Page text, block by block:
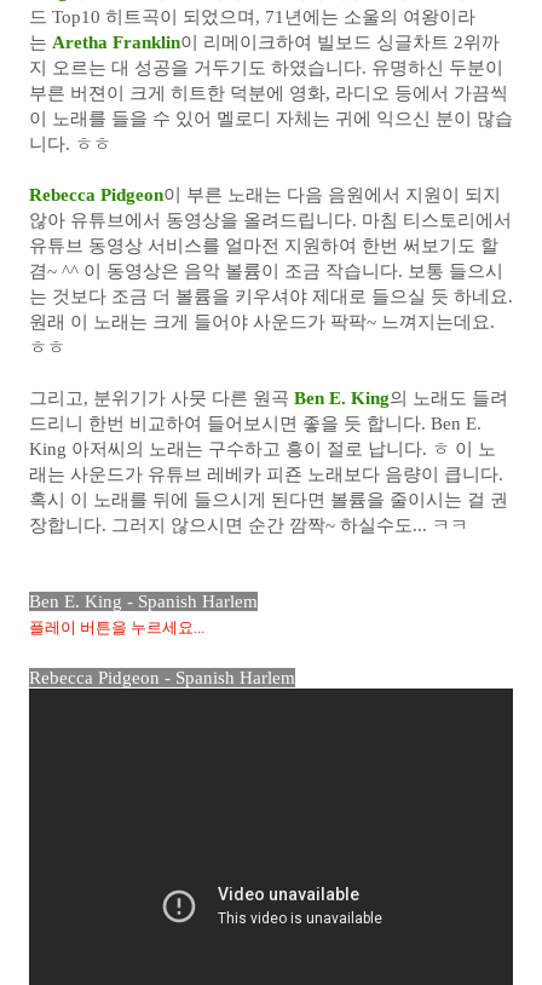
드 Top10 히트곡이 되었으며, 71년에는 소울의 여왕이라
는 Aretha Franklin이 리메이크하여 빌보드 싱글차트 2위까
지 오르는 대 성공을 거두기도 하였습니다. 유명하신 두분이
부른 버젼이 크게 히트한 덕분에 영화, 라디오 등에서 가끔씩
이 노래를 들을 수 있어 멜로디 자체는 귀에 익으신 분이 많습
니다. ㅎㅎ
Rebecca Pidgeon이 부른 노래는 다음 음원에서 지원이 되지
않아 유튜브에서 동영상을 올려드립니다. 마침 티스토리에서
유튜브 동영상 서비스를 얼마전 지원하여 한번 써보기도 할
겸~ ^^ 이 동영상은 음악 볼륨이 조금 작습니다. 보통 들으시
는 것보다 조금 더 볼륨을 키우셔야 제대로 들으실 듯 하네요.
원래 이 노래는 크게 들어야 사운드가 팍팍~ 느껴지는데요.
ㅎㅎ
그리고, 분위기가 사뭇 다른 원곡 Ben E. King의 노래도 들려
드리니 한번 비교하여 들어보시면 좋을 듯 합니다. Ben E.
King 아저씨의 노래는 구수하고 흥이 절로 납니다. ㅎ 이 노
래는 사운드가 유튜브 레베카 피죤 노래보다 음량이 큽니다.
혹시 이 노래를 뒤에 들으시게 된다면 볼륨을 줄이시는 걸 권
장합니다. 그러지 않으시면 순간 깜짝~ 하실수도... ㅋㅋ
Ben E. King - Spanish Harlem
플레이 버튼을 누르세요...
Rebecca Pidgeon - Spanish Harlem